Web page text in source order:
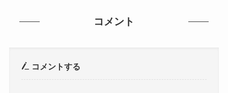
コメント
コメントする